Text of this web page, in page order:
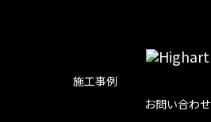
施工事例
お問い合わせ